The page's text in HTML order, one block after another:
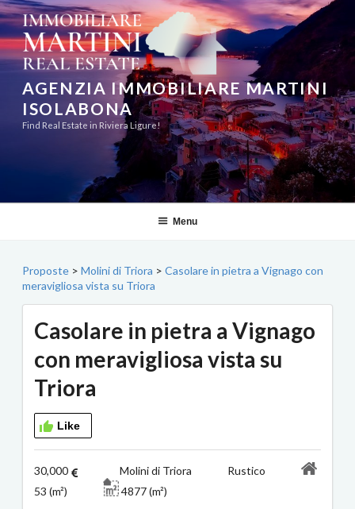
Salta
al
contenuto
AGENZIA IMMOBILIARE MARTINI
ISOLABONA
Find Real Estate in Riviera Ligure!
Menu
Proposte > Molini di Triora > Casolare in pietra a Vignago con
meravigliosa vista su Triora
Casolare in pietra a Vignago
con meravigliosa vista su
Triora
Like
30,000
Molini di Triora Rustico
53 (m²)
4877 (m²)